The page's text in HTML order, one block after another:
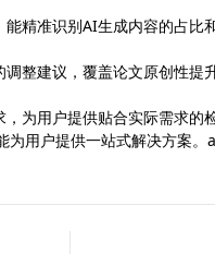
精准识别AI生成内容的占比
整建议，覆盖论文原创性提
为用户提供贴合实际需求
用户提供一站式解决方案。